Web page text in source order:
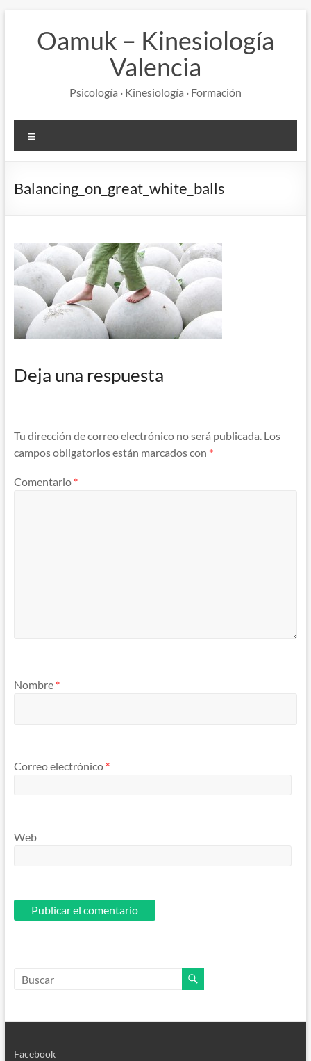
contenidoOamuk – Kinesiología
Valencia
Psicología · Kinesiología · Formación
Balancing_on_great_white_balls
Deja una respuesta
Tu dirección de correo electrónico no será publicada. Los
campos obligatorios están marcados con *
Comentario *
Nombre *
Correo electrónico *
Web
Facebook